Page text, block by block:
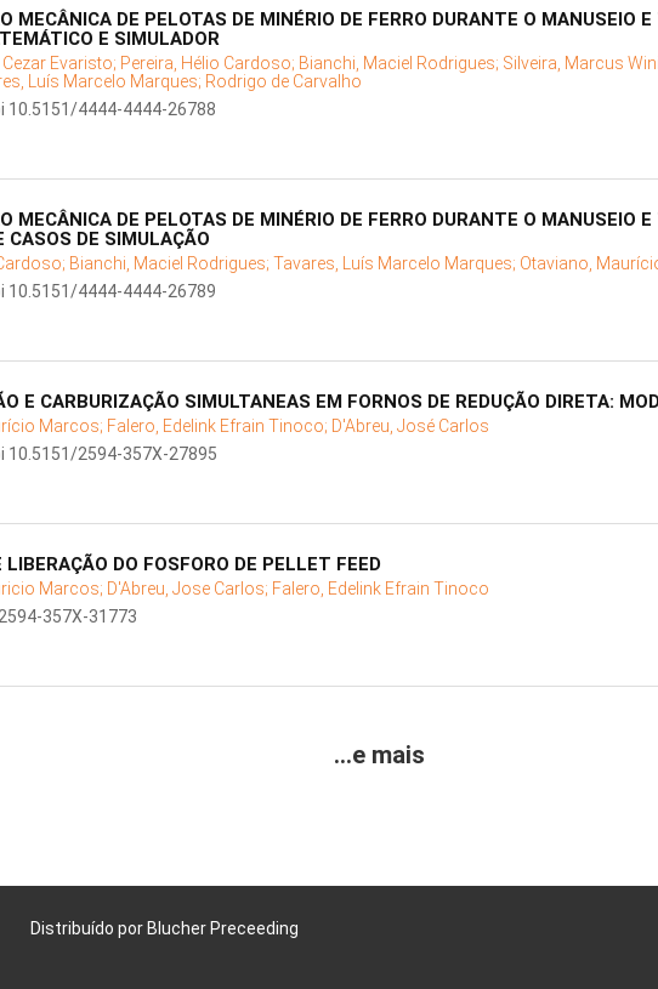
MECÂNICA DE PELOTAS DE MINÉRIO DE FERRO DURANTE O MANUSEIO
E SIMULADOR
Evaristo; Pereira, Hélio Cardoso; Bianchi, Maciel Rodrigues; Silveira, Marcus
Luís Marcelo Marques; Rodrigo de Carvalho
10.5151/4444-4444-26788
MECÂNICA DE PELOTAS DE MINÉRIO DE FERRO DURANTE O MANUSEIO
CASOS DE SIMULAÇÃO
Bianchi, Maciel Rodrigues; Tavares, Luís Marcelo Marques; Otaviano,
10.5151/4444-4444-26789
E CARBURIZAÇÃO SIMULTANEAS EM FORNOS DE REDUÇÃO DIRETA:
Marcos; Falero, Edelink Efrain Tinoco; D'Abreu, José Carlos
10.5151/2594-357X-27895
LIBERAÇÃO DO FOSFORO DE PELLET FEED
Marcos; D'Abreu, Jose Carlos; Falero, Edelink Efrain Tinoco
357X-31773
...e mais
Distribuído por Blucher Preceeding